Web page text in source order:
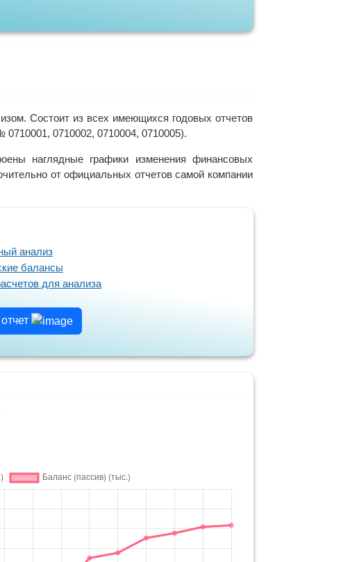
Состоит из всех имеющихся годовых отчетов
0710002, 0710004, 0710005).
наглядные графики изменения финансовых
от официальных отчетов самой компании
анализ
балансы
для анализа